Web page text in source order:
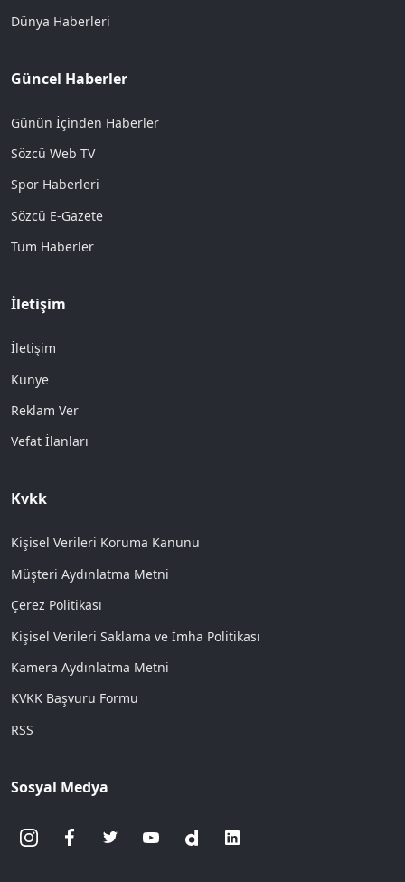
Dünya Haberleri
Güncel Haberler
Günün İçinden Haberler
Sözcü Web TV
Spor Haberleri
Sözcü E-Gazete
Tüm Haberler
İletişim
İletişim
Künye
Reklam Ver
Vefat İlanları
Kvkk
Kişisel Verileri Koruma Kanunu
Müşteri Aydınlatma Metni
Çerez Politikası
Kişisel Verileri Saklama ve İmha Politikası
Kamera Aydınlatma Metni
KVKK Başvuru Formu
RSS
Sosyal Medya